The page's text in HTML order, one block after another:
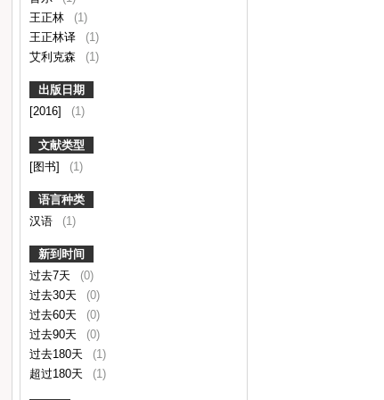
王正林
(1)
王正林译
(1)
艾利克森
(1)
出版日期
[2016]
(1)
文献类型
[图书]
(1)
语言种类
汉语
(1)
新到时间
过去7天
(0)
过去30天
(0)
过去60天
(0)
过去90天
(0)
过去180天
(1)
超过180天
(1)